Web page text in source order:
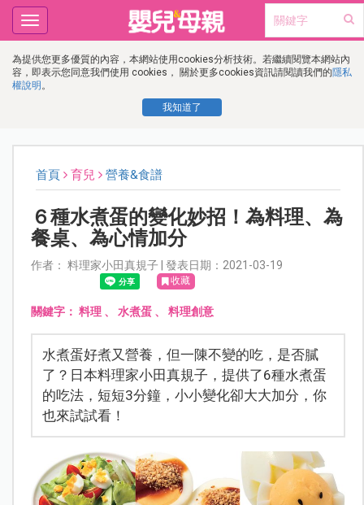
為提供您更多優質的內容，本網站使用cookies分析技術。若繼續閱覽本網站內
容，即表示您同意我們使用 cookies， 關於更多cookies資訊請閱讀我們的隱私
權說明 。
我知道了
Toggle
navigation
首頁 育兒 營養&食譜
６種水煮蛋的變化妙招！為料理、為
餐桌、為心情加分
作者： 料理家小田真規子 | 發表日期：2021-03-19
收藏
關鍵字： 料理、 水煮蛋、 料理創意
水煮蛋好煮又營養，但一陳不變的吃，是否膩
了？日本料理家小田真規子，提供了6種水煮蛋
的吃法，短短3分鐘，小小變化卻大大加分，你
也來試試看！